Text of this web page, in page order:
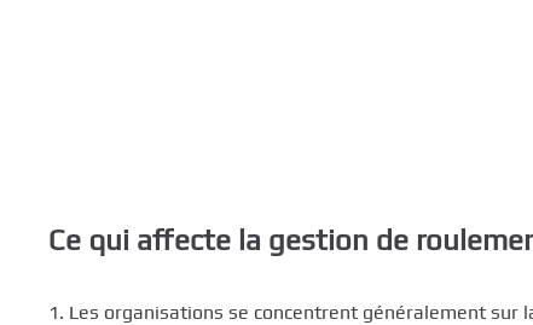
Ce qui affecte la gestion de
1. Les organisations se concentrent généralement